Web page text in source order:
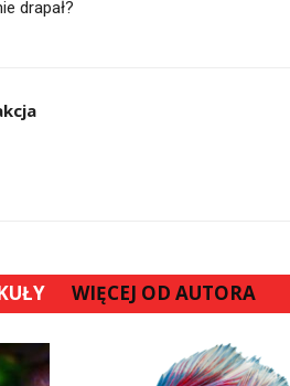
drapał?
WIĘCEJ OD AUTORA